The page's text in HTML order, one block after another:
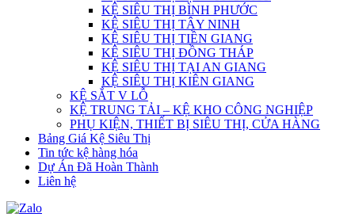
KỆ SIÊU THỊ BÌNH PHƯỚC
KỆ SIÊU THỊ TÂY NINH
KỆ SIÊU THỊ TIỀN GIANG
KỆ SIÊU THỊ ĐỒNG THÁP
KỆ SIÊU THỊ TẠI AN GIANG
KỆ SIÊU THỊ KIÊN GIANG
KỆ SẮT V LỖ
KỆ TRUNG TẢI – KỆ KHO CÔNG NGHIỆP
PHỤ KIỆN, THIẾT BỊ SIÊU THỊ, CỬA HÀNG
Bảng Giá Kệ Siêu Thị
Tin tức kệ hàng hóa
Dự Án Đã Hoàn Thành
Liên hệ